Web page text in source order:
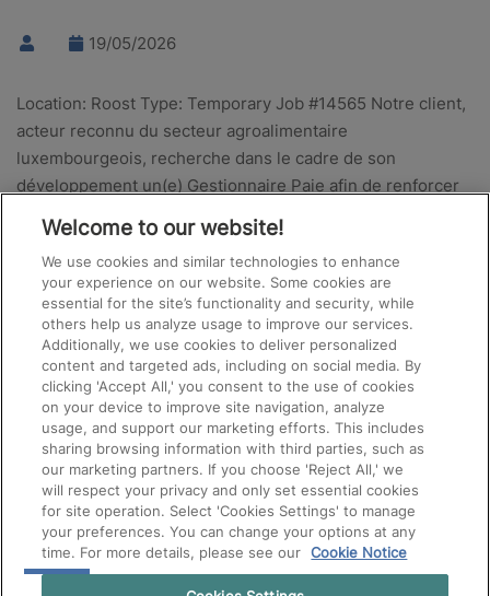
19/05/2026
Location: Roost Type: Temporary Job #14565 Notre client,
acteur reconnu du secteur agroalimentaire
luxembourgeois, recherche dans le cadre de son
développement un(e) Gestionnaire Paie afin de renforcer
Welcome to our website!
We use cookies and similar technologies to enhance
your experience on our website. Some cookies are
essential for the site’s functionality and security, while
others help us analyze usage to improve our services.
Additionally, we use cookies to deliver personalized
content and targeted ads, including on social media. By
clicking 'Accept All,' you consent to the use of cookies
on your device to improve site navigation, analyze
usage, and support our marketing efforts. This includes
sharing browsing information with third parties, such as
our marketing partners. If you choose 'Reject All,' we
will respect your privacy and only set essential cookies
for site operation. Select 'Cookies Settings' to manage
your preferences. You can change your options at any
time. For more details, please see our Cookie Notice